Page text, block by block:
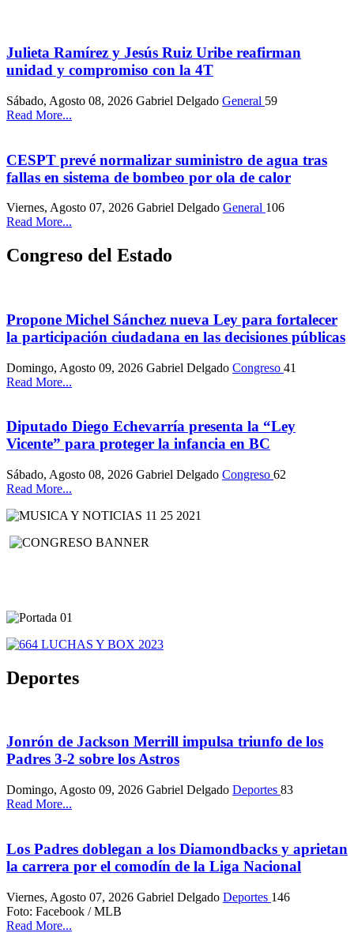
Julieta Ramírez y Jesús Ruiz Uribe reafirman
unidad y compromiso con la 4T
Sábado, Agosto 08, 2026 Gabriel Delgado General 59
Read More...
CESPT prevé normalizar suministro de agua tras
fallas en sistema de bombeo por ola de calor
Viernes, Agosto 07, 2026 Gabriel Delgado General 106
Read More...
Congreso del Estado
Propone Michel Sánchez nueva Ley para fortalecer
la participación ciudadana en las decisiones públicas
Domingo, Agosto 09, 2026 Gabriel Delgado Congreso 41
Read More...
Diputado Diego Echevarría presenta la “Ley
Vicente” para proteger la infancia en BC
Sábado, Agosto 08, 2026 Gabriel Delgado Congreso 62
Read More...
Deportes
Jonrón de Jackson Merrill impulsa triunfo de los
Padres 3-2 sobre los Astros
Domingo, Agosto 09, 2026 Gabriel Delgado Deportes 83
Read More...
Los Padres doblegan a los Diamondbacks y aprietan
la carrera por el comodín de la Liga Nacional
Viernes, Agosto 07, 2026 Gabriel Delgado Deportes 146
Foto: Facebook / MLB
Read More...